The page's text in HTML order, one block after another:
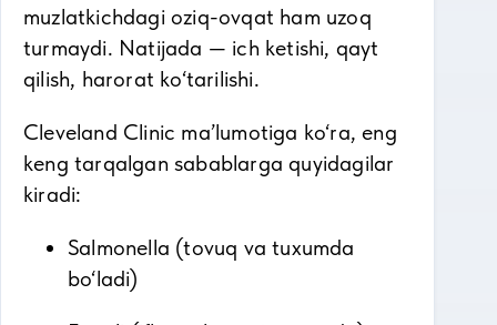
muzlatkichdagi oziq-ovqat ham uzoq
turmaydi. Natijada — ich ketishi, qayt
qilish, harorat ko‘tarilishi.
Cleveland Clinic ma’lumotiga ko‘ra, eng
keng tarqalgan sabablarga quyidagilar
kiradi:
Salmonella (tovuq va tuxumda
bo‘ladi)